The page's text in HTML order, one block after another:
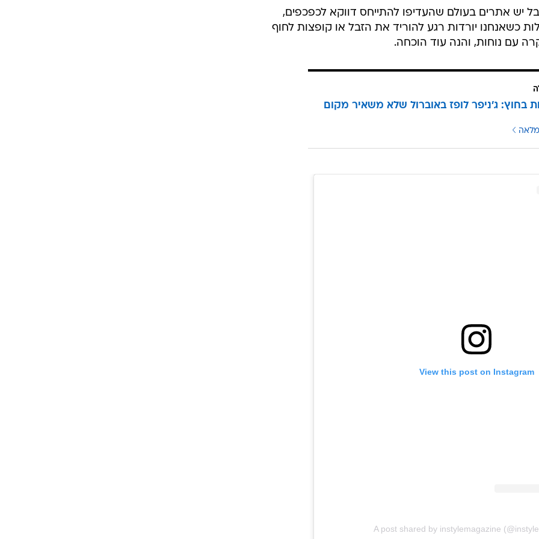
יש אתרים בעולם שהעדיפו להתייחס דווקא לכפכפים,
כשאנחנו יורדות רגע להוריד את הזבל או קופצות לחוף
עם נוחות, והנה עוד הוכחה.
בחוץ: ג'ניפר לופז באוברול שלא משאיר מקום
View this post on Instagram
A post shared by instylemagazine